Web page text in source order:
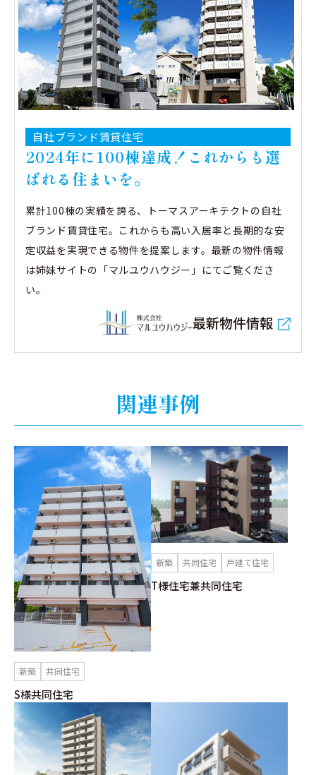
自社ブランド賃貸住宅
2024年に100棟達成！これからも選
ばれる住まいを。
累計100棟の実績を誇る、トーマスアーキテクトの⾃社
ブランド賃貸住宅。これからも⾼い⼊居率と⻑期的な安
定収益を実現できる物件を提案します。最新の物件情報
は姉妹サイトの「マルユウハウジー」にてご覧くださ
い。
最新物件情報
関連事例
新築 共同住宅
S様共同住宅
新築 共同住宅 戸建て住宅
T様住宅兼共同住宅